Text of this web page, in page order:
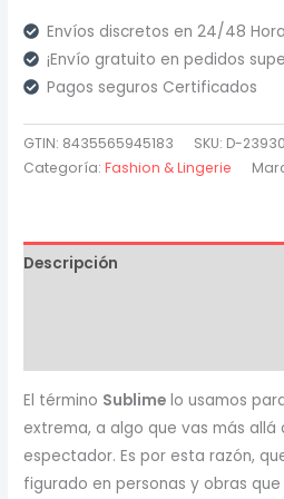
Profesora
Sexy
Body
cantidad
Envíos discretos en 24/48
¡Envío gratuito en pedidos
Pagos seguros Certificados
GTIN: 8435565945183 SKU: D-
Categoría:Fashion & Lingerie
Descripción
El término Sublime lo usamos
extrema, a algo que vas más allá
espectador. Es por esta razón,
figurado en personas y obras